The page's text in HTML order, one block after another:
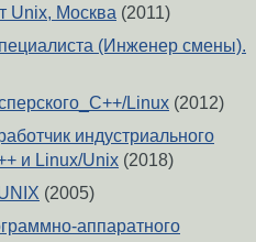
Unix, Москва (2011)
(Инженер смены).
Linux (2012)
индустриального
и Linux/Unix (2018)
(2005)
аппаратного